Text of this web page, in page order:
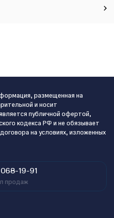
размещенная на
и носит
публичной офертой,
кодекса РФ и не обязывает
на условиях, изложенных
19-91
продаж